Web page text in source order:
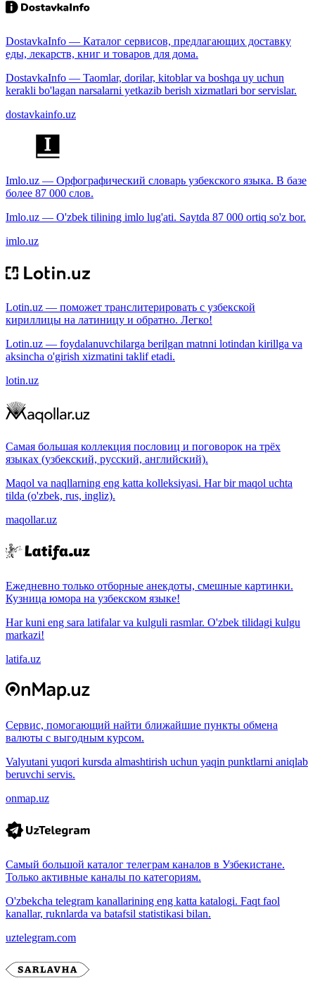
DostavkaInfo — Каталог сервисов, предлагающих доставку
еды, лекарств, книг и товаров для дома.
DostavkaInfo — Taomlar, dorilar, kitoblar va boshqa uy uchun
kerakli bo'lagan narsalarni yetkazib berish xizmatlari bor servislar.
dostavkainfo.uz
Imlo.uz — Орфографический словарь узбекского языка. В базе
более 87 000 слов.
Imlo.uz — O'zbek tilining imlo lug'ati. Saytda 87 000 ortiq so'z bor.
imlo.uz
Lotin.uz — поможет транслитерировать с узбекской
кириллицы на латиницу и обратно. Легко!
Lotin.uz — foydalanuvchilarga berilgan matnni lotindan kirillga va
aksincha o'girish xizmatini taklif etadi.
lotin.uz
Самая большая коллекция пословиц и поговорок на трёх
языках (узбекский, русский, английский).
Maqol va naqllarning eng katta kolleksiyasi. Har bir maqol uchta
tilda (o'zbek, rus, ingliz).
maqollar.uz
Ежедневно только отборные анекдоты, смешные картинки.
Кузница юмора на узбекском языке!
Har kuni eng sara latifalar va kulguli rasmlar. O'zbek tilidagi kulgu
markazi!
latifa.uz
Сервис, помогающий найти ближайшие пункты обмена
валюты с выгодным курсом.
Valyutani yuqori kursda almashtirish uchun yaqin punktlarni aniqlab
beruvchi servis.
onmap.uz
Самый большой каталог телеграм каналов в Узбекистане.
Только активные каналы по категориям.
O'zbekcha telegram kanallarining eng katta katalogi. Faqt faol
kanallar, ruknlarda va batafsil statistikasi bilan.
uztelegram.com